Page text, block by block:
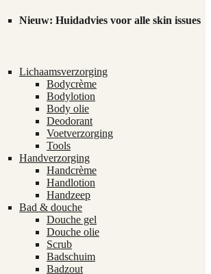
Nieuw: Huidadvies voor alle skin issues
Lichaamsverzorging
Bodycrème
Bodylotion
Body olie
Deodorant
Voetverzorging
Tools
Handverzorging
Handcrème
Handlotion
Handzeep
Bad & douche
Douche gel
Douche olie
Scrub
Badschuim
Badzout